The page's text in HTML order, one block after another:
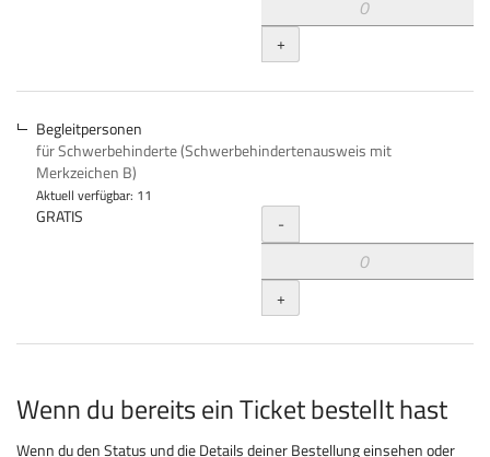
+
Begleitpersonen
für Schwerbehinderte (Schwerbehindertenausweis mit
Merkzeichen B)
Aktuell verfügbar: 11
GRATIS Menge
-
+
Wenn du bereits ein Ticket bestellt hast
Wenn du den Status und die Details deiner Bestellung einsehen oder